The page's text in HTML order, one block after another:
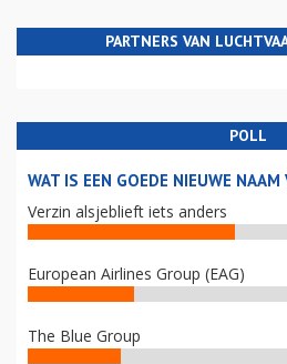
PARTNERS VAN
POLL
WAT IS EEN GOEDE NIEUWE
Verzin alsjeblieft iets anders
European Airlines Group (EAG)
The Blue Group